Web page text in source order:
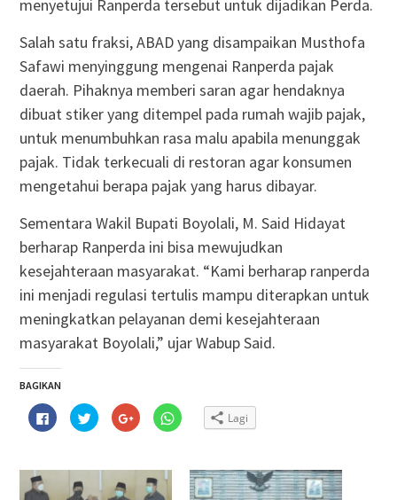
menyetujui Ranperda tersebut untuk dijadikan Perda.
Salah satu fraksi, ABAD yang disampaikan Musthofa
Safawi menyinggung mengenai Ranperda pajak
daerah. Pihaknya memberi saran agar hendaknya
dibuat stiker yang ditempel pada rumah wajib pajak,
untuk menumbuhkan rasa malu apabila menunggak
pajak. Tidak terkecuali di restoran agar konsumen
mengetahui berapa pajak yang harus dibayar.
Sementara Wakil Bupati Boyolali, M. Said Hidayat
berharap Ranperda ini bisa mewujudkan
kesejahteraan masyarakat. “Kami berharap ranperda
ini menjadi regulasi tertulis mampu diterapkan untuk
meningkatkan pelayanan demi kesejahteraan
masyarakat Boyolali,” ujar Wabup Said.
BAGIKAN
Klik
untuk
membagikan
di
jendela
yang
Klik
untuk
berbagi
di
jendela
yang
Klik
untuk
berbagi
(Membuka
jendela
Klik
untuk
jendela
yang
Lagi